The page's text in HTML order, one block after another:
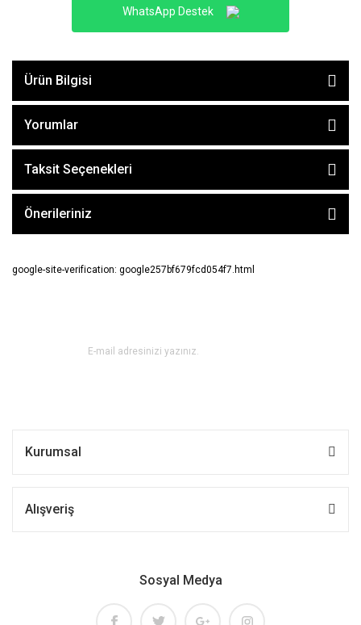
WhatsApp Destek
Ürün Bilgisi
Yorumlar
Taksit Seçenekleri
Önerileriniz
google-site-verification: google257bf679fcd054f7.html
Kurumsal
Alışveriş
Sosyal Medya